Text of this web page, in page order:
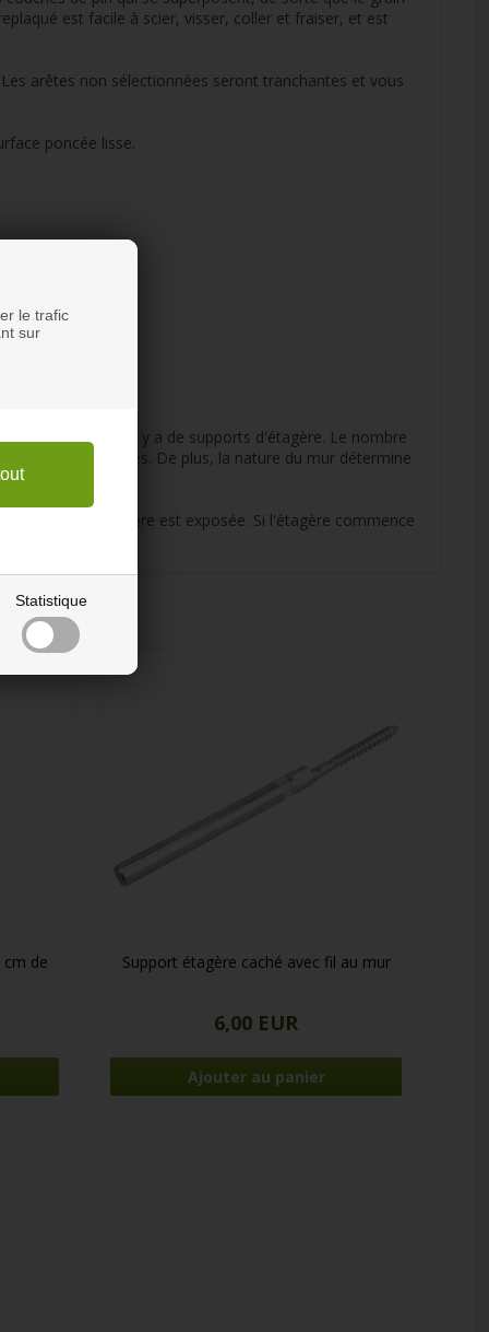
le trafic
sur
Statistique
est facile à scier, visser, coller et fraiser, et est
arêtes non sélectionnées seront tranchantes et vous
poncée lisse.
épaisse, moins il y a de supports d'étagère. Le nombre
être nécessaires. De plus, la nature du mur détermine
à laquelle l'étagère est exposée. Si l'étagère commence
de Support étagère caché avec fil au mur
6,00 EUR